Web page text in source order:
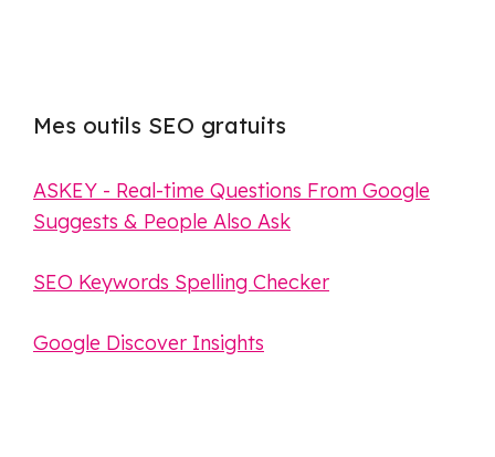
Mes outils SEO gratuits
ASKEY - Real-time Questions From Google
Suggests & People Also Ask
SEO Keywords Spelling Checker
Google Discover Insights